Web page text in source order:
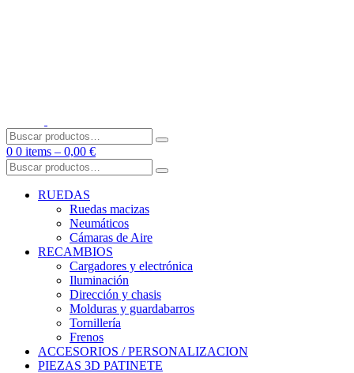
Buscar
por:
0 0 items – 0,00 €
Buscar
por:
RUEDAS
Ruedas macizas
Neumáticos
Cámaras de Aire
RECAMBIOS
Cargadores y electrónica
Iluminación
Dirección y chasis
Molduras y guardabarros
Tornillería
Frenos
ACCESORIOS / PERSONALIZACION
PIEZAS 3D PATINETE